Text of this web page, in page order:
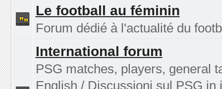
Le football au féminin
Forum dédié à l'actualité du
International forum
PSG matches, players, general
English / Discussioni sul PSG in